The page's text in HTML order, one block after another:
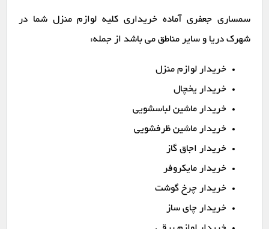
سمساری جعفری آماده خریداری کلیه لوازم منزل شما در
شهرک دریا و سایر مناطق می باشد از جمله:
خریدار لوازم منزل
خریدار یخچال
خریدار ماشین لباسشویی
خریدار ماشین ظرفشویی
خریدار اجاق گاز
خریدار مایکروفر
خریدار چرخ گوشت
خریدار چای ساز